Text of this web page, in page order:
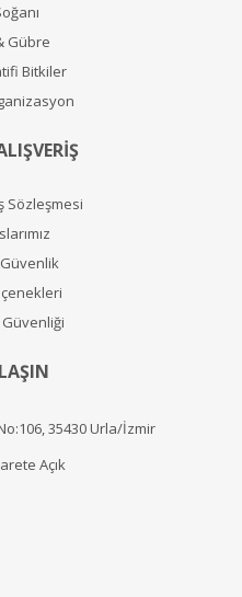
Gübre
Bitkiler
Sözleşmesi
Güvenliği
35430 Urla/İzmir
Açık